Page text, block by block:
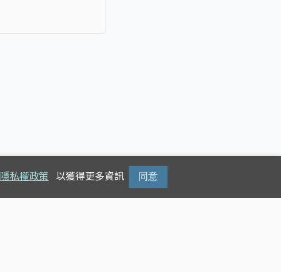
隱私權政策 以獲得更多資訊 同意